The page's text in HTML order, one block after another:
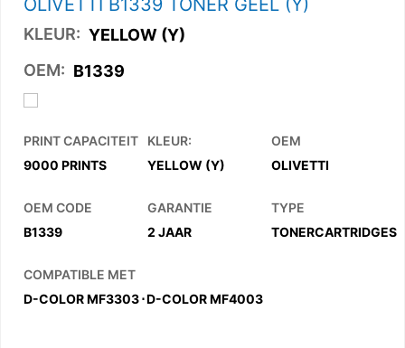
OLIVETTI B1339 TONER GEEL (Y)
KLEUR: YELLOW (Y)
OEM: B1339
PRINT CAPACITEIT
9000 PRINTS
KLEUR:
YELLOW (Y)
OEM
OLIVETTI
OEM CODE
B1339
GARANTIE
2 JAAR
TYPE
TONERCARTRIDGES
COMPATIBLE MET
D-COLOR MF3303⋅D-COLOR MF4003